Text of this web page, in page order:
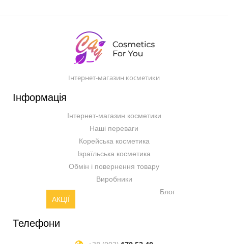
Інтернет-магазин косметики
Інформація
Інтернет-магазин косметики
Наші переваги
Корейська косметика
Ізраїльська косметика
Обмін і повернення товару
Виробники
АКЦІЇ
Блог
Телефони